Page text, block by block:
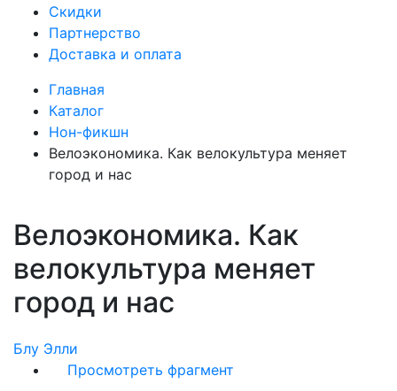
Скидки
Партнерство
Доставка и оплата
Главная
Каталог
Нон-фикшн
Велоэкономика. Как велокультура меняет
город и нас
Велоэкономика. Как
велокультура меняет
город и нас
Блу Элли
Просмотреть фрагмент